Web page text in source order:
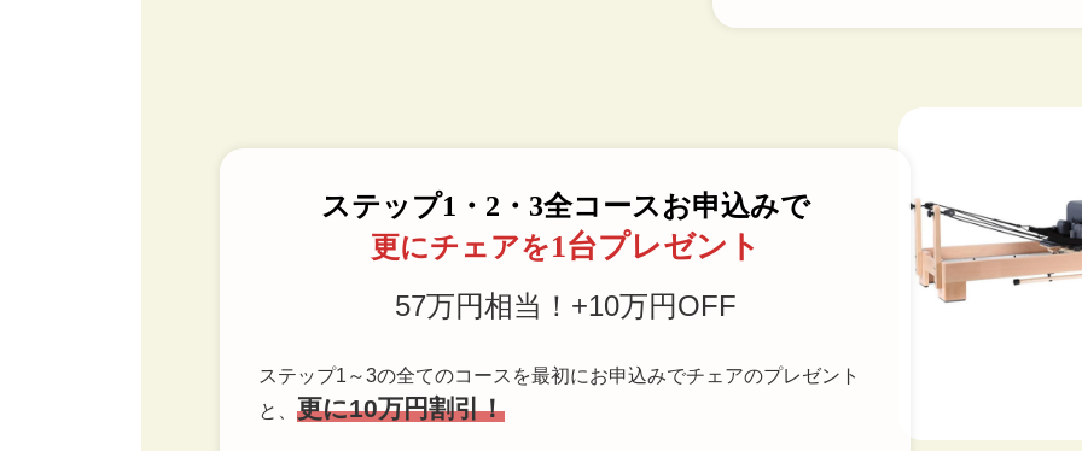
ステップ1・2・3全コースお申込みで
更にチェアを1台プレゼント
57万円相当！+10万円OFF
ステップ1～3の全てのコースを最初にお申込みでチェアのプレゼント
と、 更に10万円割引！